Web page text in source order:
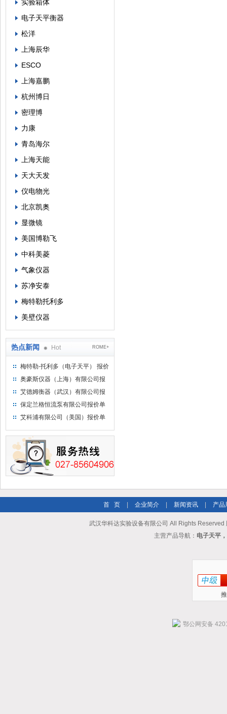
实验箱体
电子天平衡器
松洋
上海辰华
ESCO
上海嘉鹏
杭州博日
密理博
力康
青岛海尔
上海天能
天大天发
仪电物光
北京凯奥
显微镜
美国博勒飞
中科美菱
气象仪器
苏净安泰
梅特勒托利多
美壁仪器
热点新闻 Hot ROME+
梅特勒-托利多（电子天平） 报价
单
奥豪斯仪器（上海）有限公司报
价单
艾德姆衡器（武汉）有限公司报
价单
保定兰格恒流泵有限公司报价单
艾科浦有限公司（美国）报价单
首 页 企业简介 新闻资讯 产品
武汉华科达实验设备有限公司 All Rights Reserved
主营产品导航： 电子天平
鄂公网安备